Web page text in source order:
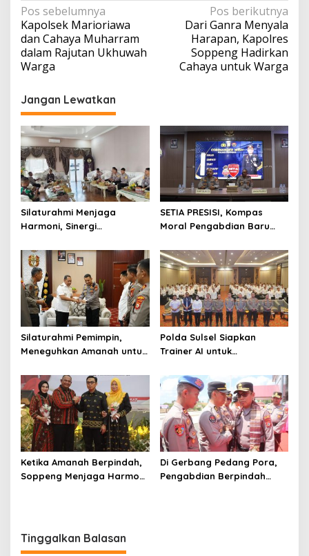
Navigasi
pos
Pos sebelumnya
Kapolsek Marioriawa
dan Cahaya Muharram
dalam Rajutan Ukhuwah
Warga
Pos berikutnya
Dari Ganra Menyala
Harapan, Kapolres
Soppeng Hadirkan
Cahaya untuk Warga
Jangan Lewatkan
Silaturahmi Menjaga
Harmoni, Sinergi
Soppeng
SETIA PRESISI, Kompas
Moral Pengabdian Baru
Silaturahmi Pemimpin,
Meneguhkan Amanah untuk
Polda Sulsel Siapkan
Trainer AI untuk
Digital
Ketika Amanah Berpindah,
Soppeng Menjaga Harmoni
Di Gerbang Pedang Pora,
Pengabdian Berpindah
Tinggalkan Balasan